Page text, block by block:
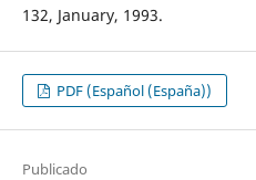
132, January, 1993.
PDF (Español (España))
Publicado